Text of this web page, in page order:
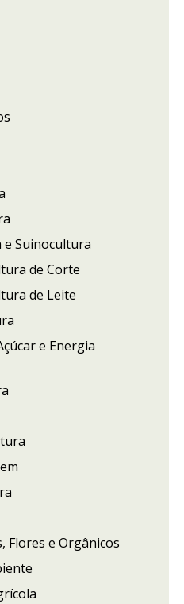
e Suinocultura
de Corte
de Leite
e Energia
Flores e Orgânicos